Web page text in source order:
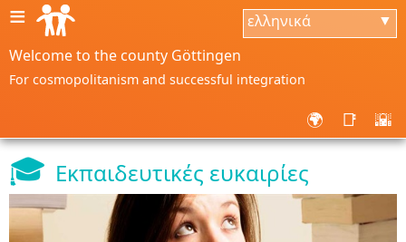
≡ ελληνικά ▼
Welcome to the county Göttingen
For cosmopolitanism and successful integration
🌍 📑 🌇
🎓 Εκπαιδευτικές ευκαιρίες